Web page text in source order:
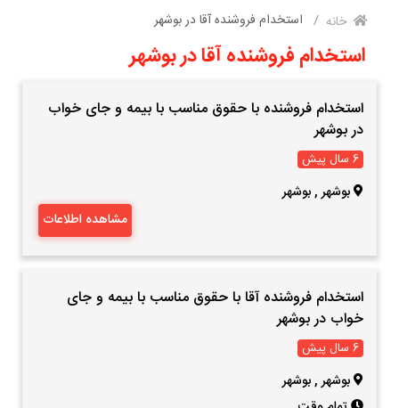
خانه استخدام فروشنده آقا در بوشهر
استخدام فروشنده آقا در بوشهر
استخدام فروشنده با حقوق مناسب با بیمه و جای خواب
در بوشهر
6 سال پیش
بوشهر,بوشهر
مشاهده اطلاعات
استخدام فروشنده آقا با حقوق مناسب با بیمه و جای
خواب در بوشهر
6 سال پیش
بوشهر,بوشهر